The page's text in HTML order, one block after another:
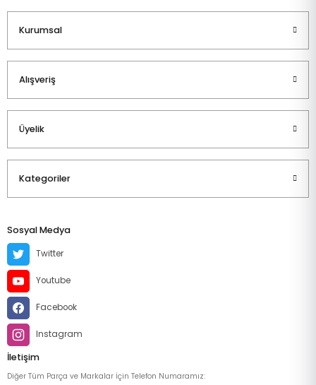
Kurumsal
Alışveriş
Üyelik
Kategoriler
Sosyal Medya
Twitter
Youtube
Facebook
Instagram
İletişim
Diğer Tüm Parça ve Markalar İçin Telefon Numaramız: